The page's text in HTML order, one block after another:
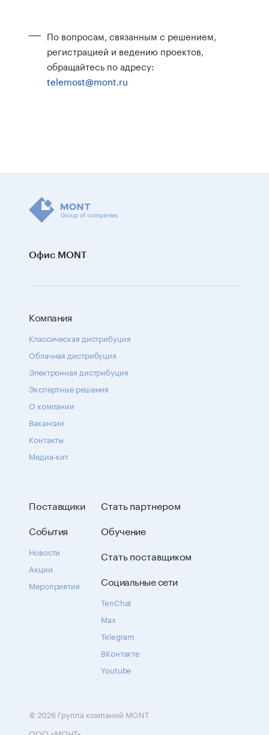
По вопросам, связанным с решением,
регистрацией и ведению проектов,
обращайтесь по адресу:
telemost@mont.ru
Офис MONT
Компания
Классическая дистрибуция
Облачная дистрибуция
Электронная дистрибуция
Экспертные решения
О компании
Вакансии
Контакты
Медиа-кит
Поставщики
События
Новости
Акции
Мероприятия
Стать партнером
Обучение
Стать поставщиком
Социальные сети
TenChat
Max
Telegram
ВКонтакте
Youtube
© 2026 Группа компаний MONT
ООО «МОНТ»